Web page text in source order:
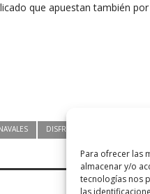
Para ofrecer las
almacenar y/o
tecnologías nos
las
que apuestan también
DISFRACES